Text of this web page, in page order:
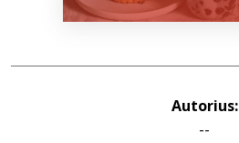
Autorius:
--